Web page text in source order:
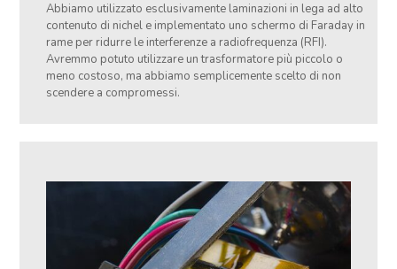
Abbiamo utilizzato esclusivamente laminazioni in lega ad alto
contenuto di nichel e implementato uno schermo di Faraday in
rame per ridurre le interferenze a radiofrequenza (RFI).
Avremmo potuto utilizzare un trasformatore più piccolo o
meno costoso, ma abbiamo semplicemente scelto di non
scendere a compromessi.